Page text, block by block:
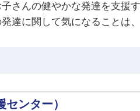
さんの健やかな発達を支援
達に関して気になることは
ンター）